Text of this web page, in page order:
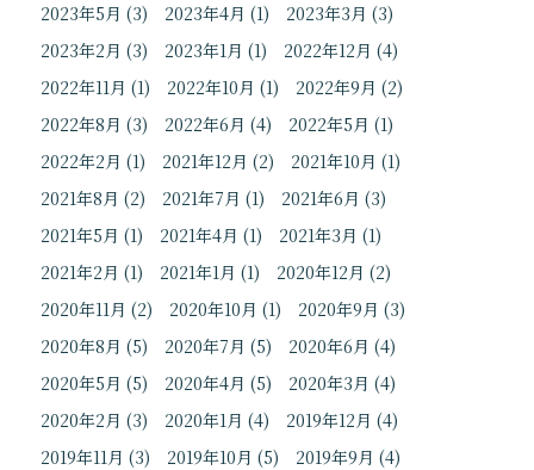
2023年5月 (3) 2023年4月 (1) 2023年3月 (3)
2023年2月 (3) 2023年1月 (1) 2022年12月 (4)
2022年11月 (1) 2022年10月 (1) 2022年9月 (2)
2022年8月 (3) 2022年6月 (4) 2022年5月 (1)
2022年2月 (1) 2021年12月 (2) 2021年10月 (1)
2021年8月 (2) 2021年7月 (1) 2021年6月 (3)
2021年5月 (1) 2021年4月 (1) 2021年3月 (1)
2021年2月 (1) 2021年1月 (1) 2020年12月 (2)
2020年11月 (2) 2020年10月 (1) 2020年9月 (3)
2020年8月 (5) 2020年7月 (5) 2020年6月 (4)
2020年5月 (5) 2020年4月 (5) 2020年3月 (4)
2020年2月 (3) 2020年1月 (4) 2019年12月 (4)
2019年11月 (3) 2019年10月 (5) 2019年9月 (4)